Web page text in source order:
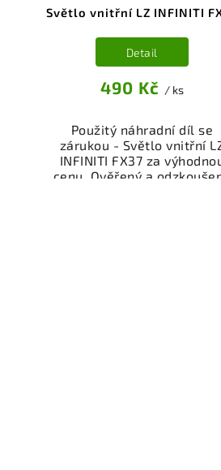
Světlo vnitřní LZ INFINITI
490 Kč / ks
Detail
Použitý náhradní díl se
zárukou - Světlo vnitřní
INFINITI FX37 za
cenu. Ověřený a